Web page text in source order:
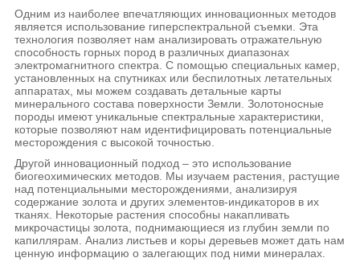
Одним из наиболее впечатляющих инновационных методов
является использование гиперспектральной съемки. Эта
технология позволяет нам анализировать отражательную
способность горных пород в различных диапазонах
электромагнитного спектра. С помощью специальных камер,
установленных на спутниках или беспилотных летательных
аппаратах, мы можем создавать детальные карты
минерального состава поверхности Земли. Золотоносные
породы имеют уникальные спектральные характеристики,
которые позволяют нам идентифицировать потенциальные
месторождения с высокой точностью.
Другой инновационный подход – это использование
биогеохимических методов. Мы изучаем растения, растущие
над потенциальными месторождениями, анализируя
содержание золота и других элементов-индикаторов в их
тканях. Некоторые растения способны накапливать
микрочастицы золота, поднимающиеся из глубин земли по
капиллярам. Анализ листьев и коры деревьев может дать нам
ценную информацию о залегающих под ними минералах.